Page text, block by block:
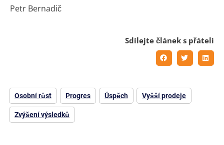
Petr Bernadič
Osobní růst Progres Úspěch Vyšší prodeje
Zvýšení výsledků
Sdílejte článek s přáteli